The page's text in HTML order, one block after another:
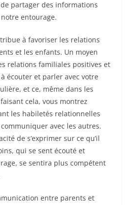
partager des informations
entourage.
à favoriser les relations
et les enfants. Un moyen
relations familiales positives et
écouter et parler avec votre
et ce, même dans les
cela, vous montrez
les habiletés relationnelles
avec les autres.
de s’exprimer sur ce qu’il
qui se sent écouté et
se sentira plus compétent
entre parents et